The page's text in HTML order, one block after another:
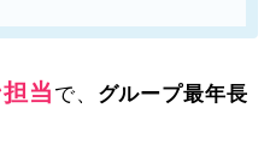
当 で、 グループ最年長